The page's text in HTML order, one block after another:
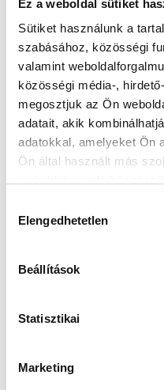
Ez a weboldal sütiket
Sütiket használunk a
szabásához, közösségi
valamint
közösségi média-,
megosztjuk az Ön
adatait, akik
adatokkal, amelyeket Ön
Ön által használt más
kiválasztása
Elengedhetetlen
Beállítások
Statisztikai
Marketing
ELKÉSZÜLT A
MENETREND AZ
FORDULÓRA
2021-01-06 16:14:52
Az MLSZ-ben